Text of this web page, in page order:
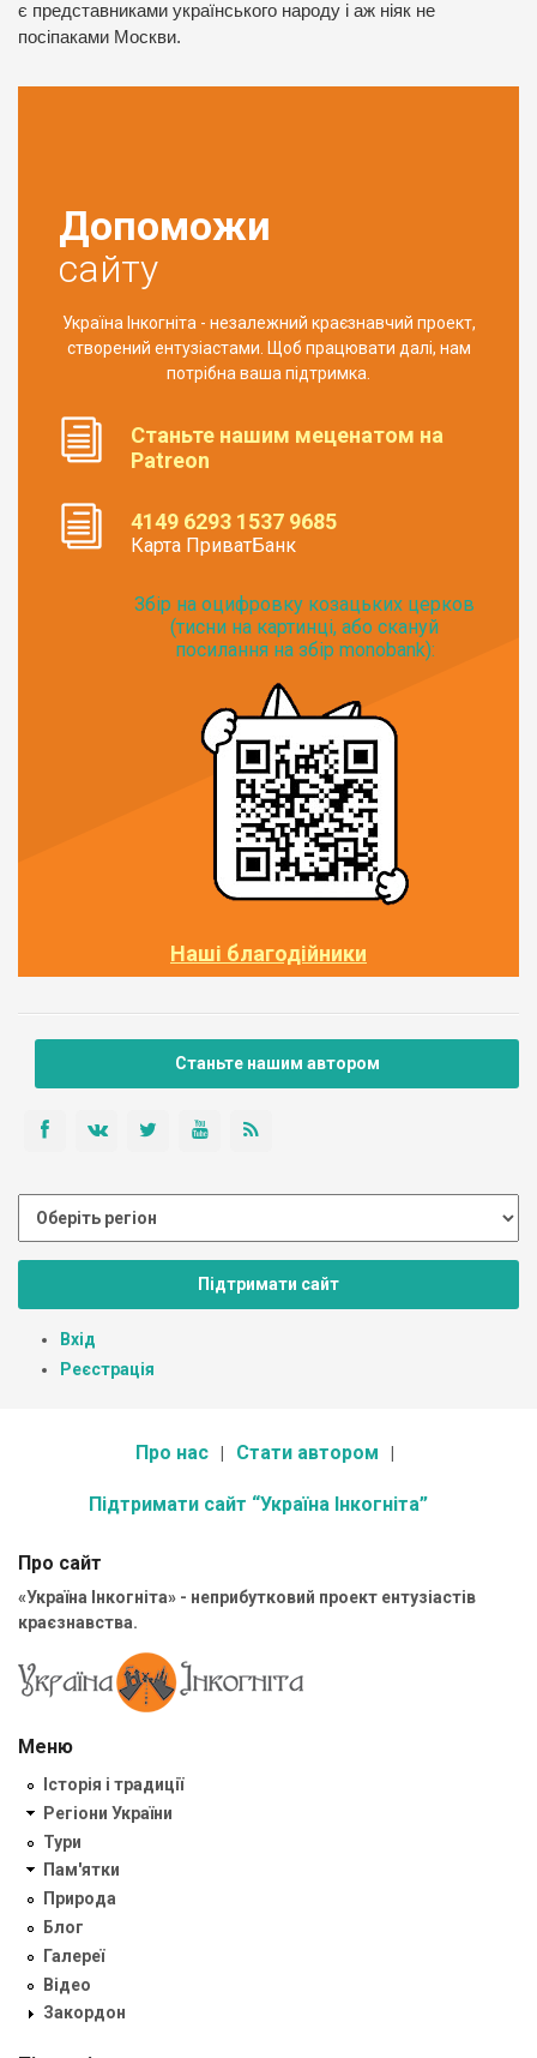
є представниками українського народу і аж ніяк не
посіпаками Москви.
Допоможи
сайту
Україна Інкогніта - незалежний краєзнавчий проект,
створений ентузіастами. Щоб працювати далі, нам
потрібна ваша підтримка.
Станьте нашим меценатом на
Patreon
4149 6293 1537 9685
Карта ПриватБанк
Збір на оцифровку козацьких церков
(тисни на картинці, або скануй
посилання на збір monobank):
Наші благодійники
Станьте нашим автором
Підтримати сайт
Вхід
Реєстрація
Про нас Стати автором
Підтримати сайт “Україна Інкогніта”
Про сайт
«Україна Інкогніта» - неприбутковий проект ентузіастів
краєзнавства.
Меню
Історія і традиції
Регіони України
Тури
Пам'ятки
Природа
Блог
Галереї
Відео
Закордон